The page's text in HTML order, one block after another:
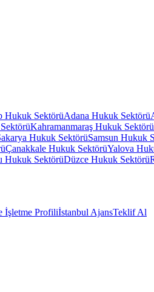
Hukuk SektörüAdana Hukuk Sektörü
Kahramanmaraş Hukuk Sektörü
Hukuk SektörüSamsun Hukuk
Çanakkale Hukuk SektörüYalova
Hukuk SektörüDüzce Hukuk Sektörü
İşletme Profiliİstanbul AjansTeklif Al